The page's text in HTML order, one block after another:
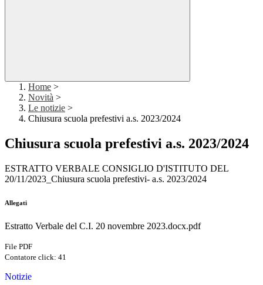
Home >
Novità >
Le notizie >
Chiusura scuola prefestivi a.s. 2023/2024
Chiusura scuola prefestivi a.s. 2023/2024
ESTRATTO VERBALE CONSIGLIO D'ISTITUTO DEL
20/11/2023_Chiusura scuola prefestivi- a.s. 2023/2024
Allegati
Estratto Verbale del C.I. 20 novembre 2023.docx.pdf
File PDF
Contatore click: 41
Notizie